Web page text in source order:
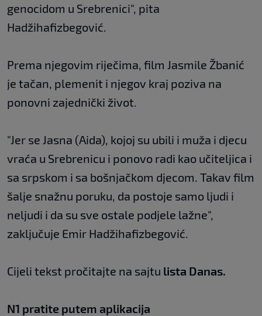
genocidom u Srebrenici", pita
Hadžihafizbegović.
Prema njegovim riječima, film Jasmile Žbanić
je tačan, plemenit i njegov kraj poziva na
ponovni zajednički život.
"Jer se Jasna (Aida), kojoj su ubili i muža i djecu
vraća u Srebrenicu i ponovo radi kao učiteljica i
sa srpskom i sa bošnjačkom djecom. Takav film
šalje snažnu poruku, da postoje samo ljudi i
neljudi i da su sve ostale podjele lažne",
zaključuje Emir Hadžihafizbegović.
Cijeli tekst pročitajte na sajtu lista Danas.
N1 pratite putem aplikacija